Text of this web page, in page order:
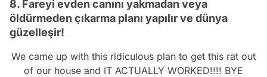
8. Fareyi evden canını yakmadan veya
öldürmeden çıkarma planı yapılır ve dünya
güzelleşir!
We came up with this ridiculous plan to get this rat out
of our house and IT ACTUALLY WORKED!!!! BYE